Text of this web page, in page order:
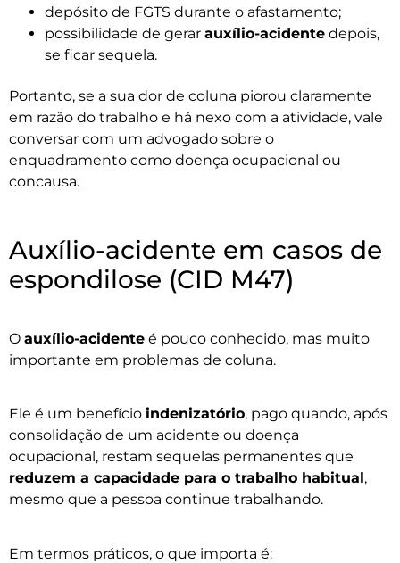
depósito de FGTS durante o afastamento;
possibilidade de gerar auxílio-acidente depois,
se ficar sequela.
Portanto, se a sua dor de coluna piorou claramente
em razão do trabalho e há nexo com a atividade, vale
conversar com um advogado sobre o
enquadramento como doença ocupacional ou
concausa.
Auxílio-acidente em casos de
espondilose (CID M47)
O auxílio-acidente é pouco conhecido, mas muito
importante em problemas de coluna.
Ele é um benefício indenizatório, pago quando, após
consolidação de um acidente ou doença
ocupacional, restam sequelas permanentes que
reduzem a capacidade para o trabalho habitual,
mesmo que a pessoa continue trabalhando.
Em termos práticos, o que importa é: